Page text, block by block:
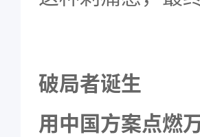
破局者诞生
用中国方案点燃